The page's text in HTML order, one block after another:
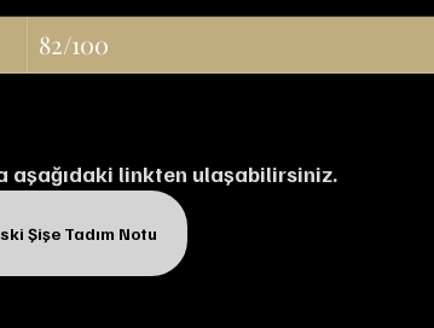
82/100
aşağıdaki linkten ulaşabilirsiniz.
Şişe Tadım Notu